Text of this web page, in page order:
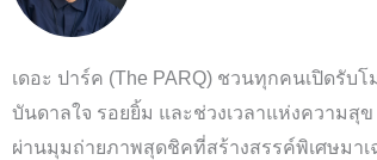
เดอะ ปาร์ค (The PARQ) ชวนทุกคนเปิดรับโ
บันดาลใจ รอยยิ้ม และช่วงเวลาแห่งความสุ
ผ่านมุมถ่ายภาพสุดชิคที่สร้างสรรค์พิเศษมา